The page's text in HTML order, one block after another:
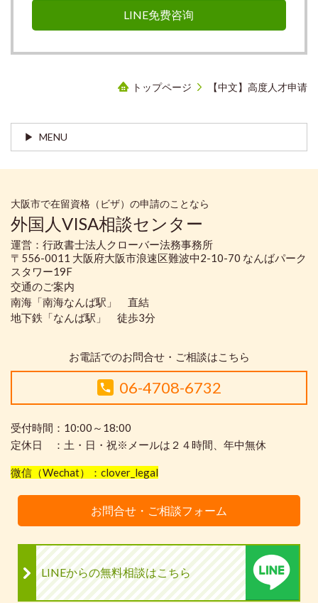
LINE免费咨询
トップページ 【中文】高度人才申请
MENU
大阪市で在留資格（ビザ）の申請のことなら
外国人VISA相談センター
運営：行政書士法人クローバー法務事務所
〒556-0011 大阪府大阪市浪速区難波中2-10-70 なんばパーク
スタワー19F
交通のご案内
南海「南海なんば駅」 直結
地下鉄「なんば駅」 徒歩3分
お電話でのお問合せ・ご相談はこちら
06-4708-6732
受付時間：10:00～18:00
定休日 ：土・日・祝※メールは２４時間、年中無休
微信（Wechat）：clover_legal
お問合せ・ご相談フォーム
LINEからの無料相談はこちら